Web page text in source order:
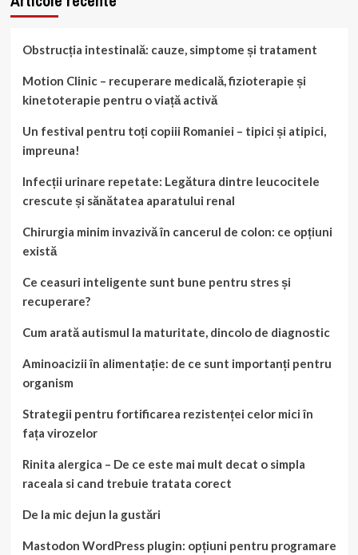
Obstrucția intestinală: cauze, simptome și tratament
Motion Clinic – recuperare medicală, fizioterapie și
kinetoterapie pentru o viață activă
Un festival pentru toți copiii Romaniei – tipici și atipici,
impreuna!
Infecții urinare repetate: Legătura dintre leucocitele
crescute și sănătatea aparatului renal
Chirurgia minim invazivă în cancerul de colon: ce opțiuni
există
Ce ceasuri inteligente sunt bune pentru stres și
recuperare?
Cum arată autismul la maturitate, dincolo de diagnostic
Aminoacizii în alimentație: de ce sunt importanți pentru
organism
Strategii pentru fortificarea rezistenței celor mici în
fața virozelor
Rinita alergica – De ce este mai mult decat o simpla
raceala si cand trebuie tratata corect
De la mic dejun la gustări
Mastodon WordPress plugin: opțiuni pentru programare